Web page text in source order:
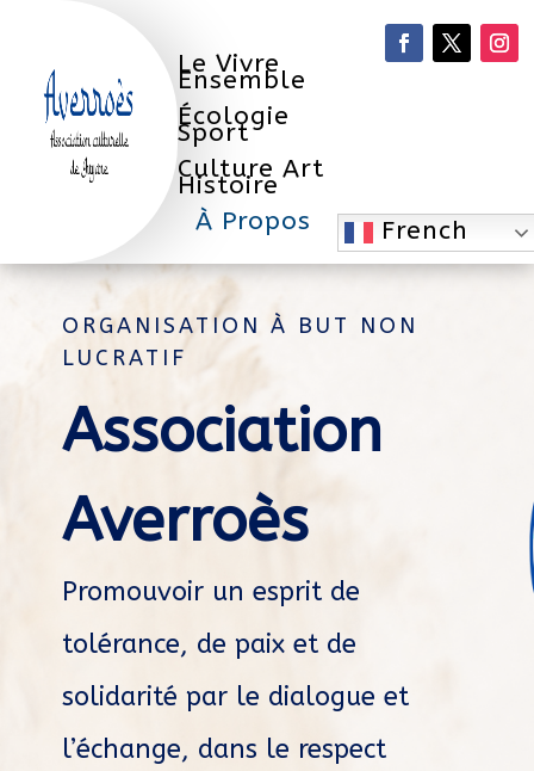
Le Vivre
Ensemble
Écologie
Sport
Culture Art
Histoire
À Propos
French
ORGANISATION À BUT NON
LUCRATIF
Association
Averroès
Promouvoir un esprit de
tolérance, de paix et de
solidarité par le dialogue et
l’échange, dans le respect